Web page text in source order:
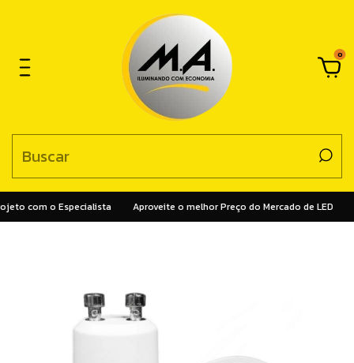
0
com o Especialista Aproveite o melhor Preço do Mercado de LED